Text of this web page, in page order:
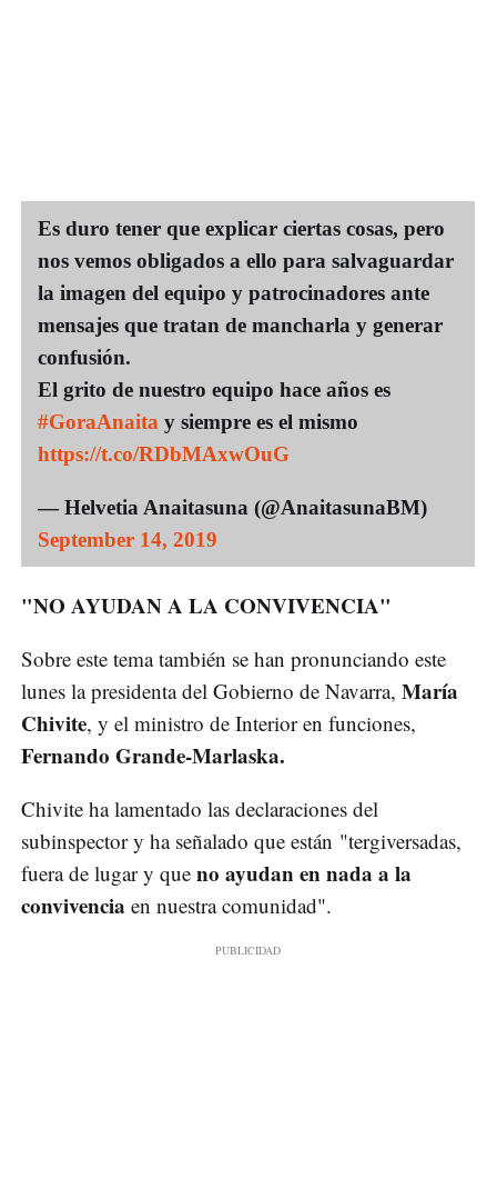
Es duro tener que explicar ciertas cosas, pero
nos vemos obligados a ello para salvaguardar
la imagen del equipo y patrocinadores ante
mensajes que tratan de mancharla y generar
confusión.
El grito de nuestro equipo hace años es
#GoraAnaita y siempre es el mismo
https://t.co/RDbMAxwOuG
— Helvetia Anaitasuna (@AnaitasunaBM)
September 14, 2019
"NO AYUDAN A LA CONVIVENCIA"
Sobre este tema también se han pronunciando este
lunes la presidenta del Gobierno de Navarra, María
Chivite, y el ministro de Interior en funciones,
Fernando Grande-Marlaska.
Chivite ha lamentado las declaraciones del
subinspector y ha señalado que están "tergiversadas,
fuera de lugar y que no ayudan en nada a la
convivencia en nuestra comunidad".